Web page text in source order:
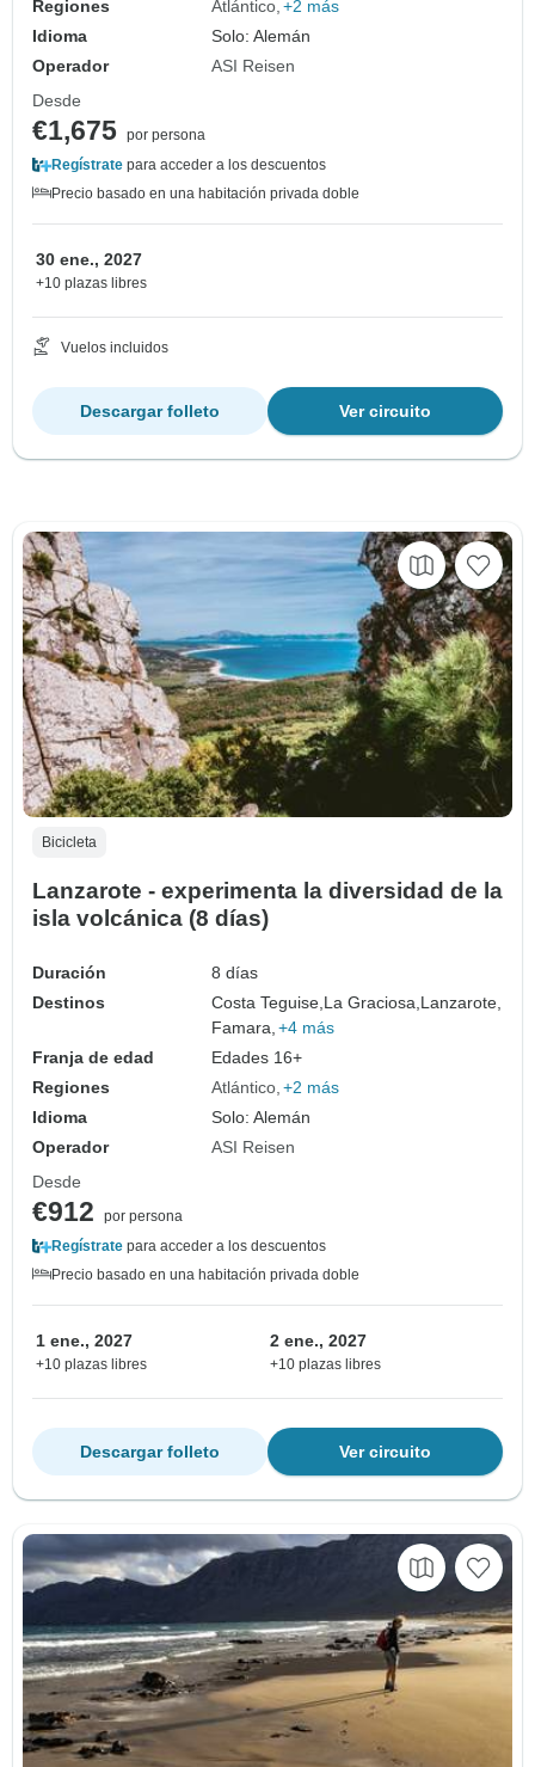
Regiones Atlántico +2 más
Idioma
Solo: Alemán
Operador
ASI Reisen
Desde
€1,675 por persona
Regístrate para acceder a los descuentos
Precio basado en una habitación privada doble
30 ene., 2027
+10 plazas libres
Vuelos incluidos
Ver circuito
Descargar folleto
Bicicleta
Lanzarote - experimenta la diversidad de la
isla volcánica (8 días)
Duración
8 días
Destinos
Costa Teguise, La Graciosa, Lanzarote,
Famara, +4 más
Franja de edad
Edades 16+
Regiones
Atlántico +2 más
Idioma
Solo: Alemán
Operador
ASI Reisen
Desde
€912
por persona
Regístrate para acceder a los descuentos
Precio basado en una habitación privada doble
1 ene., 2027
+10 plazas libres
2 ene., 2027
+10 plazas libres
Ver circuito
Descargar folleto